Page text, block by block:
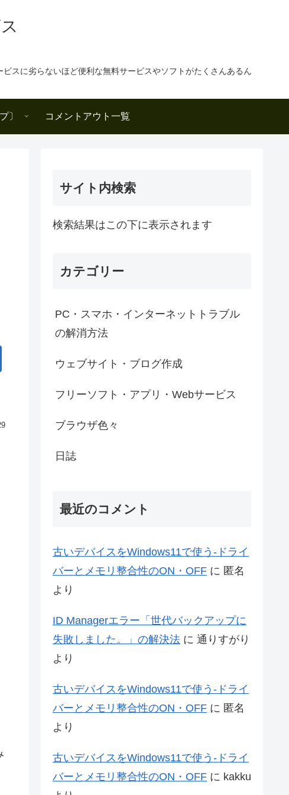
スに劣らないほど便利な無料サービスやソフトがたくさんあるん
〕 コメントアウト一覧
サイト内検索
検索結果はこの下に表示されます
カテゴリー
PC・スマホ・インターネットトラブル
の解消方法
ウェブサイト・ブログ作成
フリーソフト・アプリ・Webサービス
ブラウザ色々
日誌
最近のコメント
古いデバイスをWindows11で使う-ドライ
バーとメモリ整合性のON・OFF に 匿名
より
ID Managerエラー「世代バックアップに
失敗しました。」の解決法 に 通りすがり
より
古いデバイスをWindows11で使う-ドライ
バーとメモリ整合性のON・OFF に 匿名
より
古いデバイスをWindows11で使う-ドライ
バーとメモリ整合性のON・OFF に kakku